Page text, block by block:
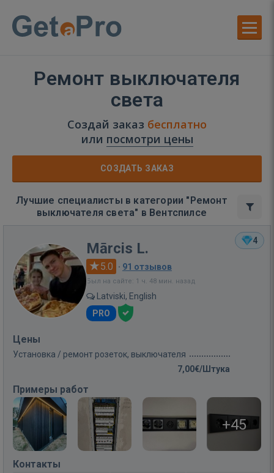
Ремонт выключателя
света
Создай заказ бесплатно
или посмотри цены
СОЗДАТЬ ЗАКАЗ
Лучшие специалисты в категории "Ремонт
выключателя света" в Вентспилсе
4
Mārcis L.
5.0 · 91 отзывов
Был на сайте: 1 ч. 48 мин. назад
Latviski, English
PRO
Цены
Установка / ремонт розеток, выключателя
7,00€/Штука
Примеры работ
+45
Контакты